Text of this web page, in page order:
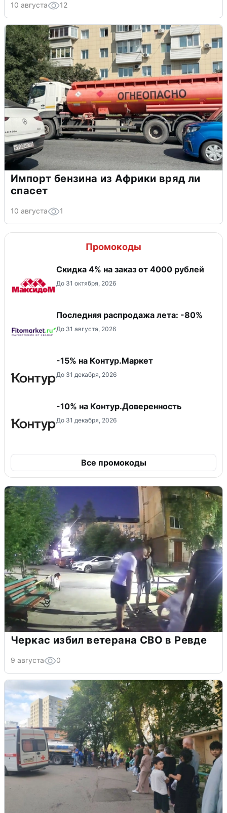
10 августа 12
Импорт бензина из Африки вряд ли
спасет
10 августа 1
Промокоды
Скидка 4% на заказ от 4000 рублей
До 31 октября, 2026
Последняя распродажа лета: -80%
До 31 августа, 2026
-15% на Контур.Маркет
До 31 декабря, 2026
-10% на Контур.Доверенность
До 31 декабря, 2026
Все промокоды
Черкас избил ветерана СВО в Ревде
9 августа 0